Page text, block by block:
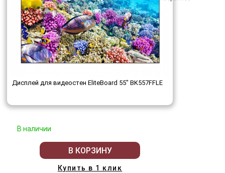
Дисплей для видеостен EliteBoard 55" BK557FFLE
В наличии
В КОРЗИНУ
Купить в 1 клик